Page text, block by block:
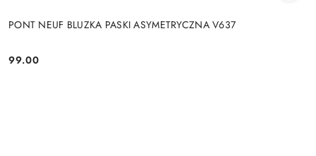
PONT NEUF BLUZKA PASKI ASYMETRYCZNA V637
Cena:
99.00